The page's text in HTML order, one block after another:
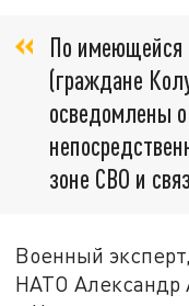
По имеющейся
(граждане
осведомлены
зоне СВО и
Военный
НАТО Александр